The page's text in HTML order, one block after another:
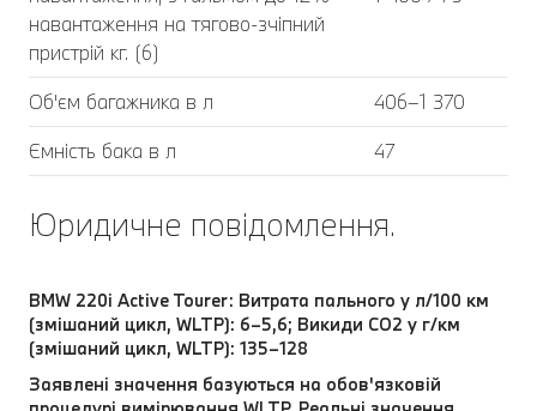
навантаження на тягово-зчіпний
пристрій кг. (6)
Об'єм багажника в л
406–1 370
Ємність бака в л
47
Юридичне повідомлення.
BMW 220i Active Tourer: Витрата пального у л/100 км
(змішаний цикл, WLTP): 6–5,6; Викиди СО2 у г/км
(змішаний цикл, WLTP): 135–128
Заявлені значення базуються на обов'язковій